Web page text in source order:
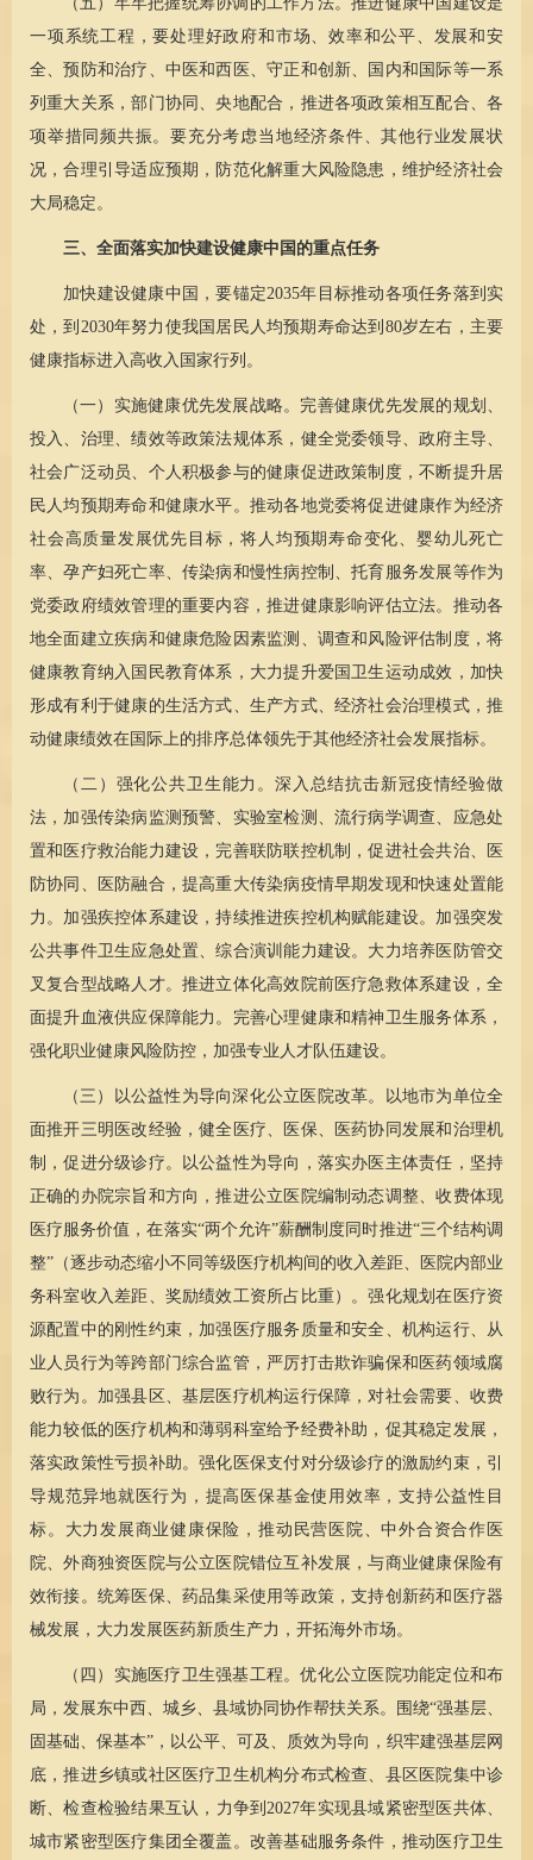
一项系统工程，要处理好政府和市场、效率和公平、发展和安
全、预防和治疗、中医和西医、守正和创新、国内和国际等一系
列重大关系，部门协同、央地配合，推进各项政策相互配合、各
项举措同频共振。要充分考虑当地经济条件、其他行业发展状
况，合理引导适应预期，防范化解重大风险隐患，维护经济社会
大局稳定。
三、全面落实加快建设健康中国的重点任务
加快建设健康中国，要锚定2035年目标推动各项任务落到实
处，到2030年努力使我国居民人均预期寿命达到80岁左右，主要
健康指标进入高收入国家行列。
（一）实施健康优先发展战略。完善健康优先发展的规划、
投入、治理、绩效等政策法规体系，健全党委领导、政府主导、
社会广泛动员、个人积极参与的健康促进政策制度，不断提升居
民人均预期寿命和健康水平。推动各地党委将促进健康作为经济
社会高质量发展优先目标，将人均预期寿命变化、婴幼儿死亡
率、孕产妇死亡率、传染病和慢性病控制、托育服务发展等作为
党委政府绩效管理的重要内容，推进健康影响评估立法。推动各
地全面建立疾病和健康危险因素监测、调查和风险评估制度，将
健康教育纳入国民教育体系，大力提升爱国卫生运动成效，加快
形成有利于健康的生活方式、生产方式、经济社会治理模式，推
动健康绩效在国际上的排序总体领先于其他经济社会发展指标。
（二）强化公共卫生能力。深入总结抗击新冠疫情经验做
法，加强传染病监测预警、实验室检测、流行病学调查、应急处
置和医疗救治能力建设，完善联防联控机制，促进社会共治、医
防协同、医防融合，提高重大传染病疫情早期发现和快速处置能
力。加强疾控体系建设，持续推进疾控机构赋能建设。加强突发
公共事件卫生应急处置、综合演训能力建设。大力培养医防管交
叉复合型战略人才。推进立体化高效院前医疗急救体系建设，全
面提升血液供应保障能力。完善心理健康和精神卫生服务体系，
强化职业健康风险防控，加强专业人才队伍建设。
（三）以公益性为导向深化公立医院改革。以地市为单位全
面推开三明医改经验，健全医疗、医保、医药协同发展和治理机
制，促进分级诊疗。以公益性为导向，落实办医主体责任，坚持
正确的办院宗旨和方向，推进公立医院编制动态调整、收费体现
医疗服务价值，在落实“两个允许”薪酬制度同时推进“三个结构调
整”（逐步动态缩小不同等级医疗机构间的收入差距、医院内部业
务科室收入差距、奖励绩效工资所占比重）。强化规划在医疗资
源配置中的刚性约束，加强医疗服务质量和安全、机构运行、从
业人员行为等跨部门综合监管，严厉打击欺诈骗保和医药领域腐
败行为。加强县区、基层医疗机构运行保障，对社会需要、收费
能力较低的医疗机构和薄弱科室给予经费补助，促其稳定发展，
落实政策性亏损补助。强化医保支付对分级诊疗的激励约束，引
导规范异地就医行为，提高医保基金使用效率，支持公益性目
标。大力发展商业健康保险，推动民营医院、中外合资合作医
院、外商独资医院与公立医院错位互补发展，与商业健康保险有
效衔接。统筹医保、药品集采使用等政策，支持创新药和医疗器
械发展，大力发展医药新质生产力，开拓海外市场。
（四）实施医疗卫生强基工程。优化公立医院功能定位和布
局，发展东中西、城乡、县域协同协作帮扶关系。围绕“强基层、
固基础、保基本”，以公平、可及、质效为导向，织牢建强基层网
底，推进乡镇或社区医疗卫生机构分布式检查、县区医院集中诊
断、检查检验结果互认，力争到2027年实现县域紧密型医共体、
城市紧密型医疗集团全覆盖。改善基础服务条件，推动医疗卫生